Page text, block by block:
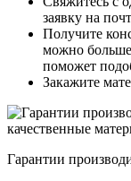
заявку на
Получите
можно
поможет
Закажите
Гарантии